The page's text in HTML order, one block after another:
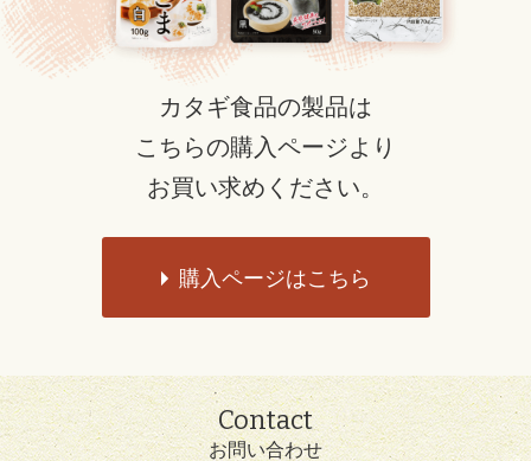
カタギ食品の製品は
こちらの購入ページより
お買い求めください。
購入ページはこちら
Contact
お問い合わせ